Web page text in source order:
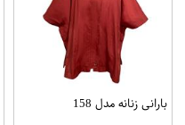
بارانی زنانه مدل 158